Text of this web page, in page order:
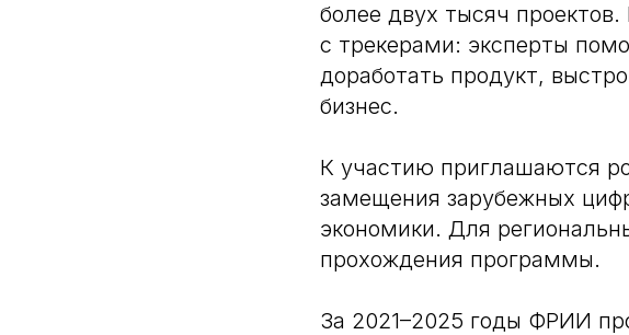
более двух тысяч
с трекерами: эксперты
доработать продукт,
бизнес.
К участию приглашаются
замещения зарубежных
экономики. Для
прохождения программы.
За 2021–2025 годы ФРИИ